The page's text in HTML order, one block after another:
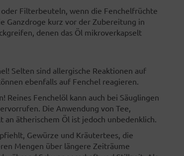
Filterbeuteln, wenn die Fenchelfrüchte
Ganzdroge kurz vor der Zubereitung in
denen das Öl mikroverkapselt
Selten sind allergische Reaktionen auf
ebenfalls auf Fenchel reagieren.
Fenchelöl kann auch bei Säuglingen
Die Anwendung von Tee,
ätherischem Öl ist jedoch unbedenklich.
Gewürze und Kräutertees, die
Mengen über längere Zeiträume